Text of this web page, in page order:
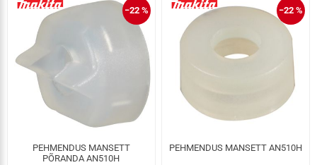
−22 %
PEHMENDUS MANSETT
PÕRANDA AN510H
−22 %
PEHMENDUS MANSETT AN510H